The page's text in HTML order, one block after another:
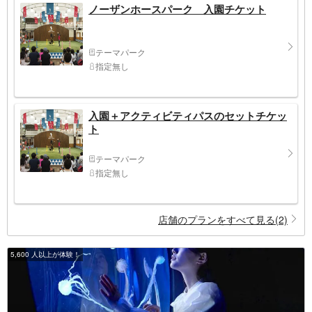
ノーザンホースパーク 入園チケット
テーマパーク
指定無し
入園＋アクティビティパスのセットチケッ
ト
テーマパーク
指定無し
店舗のプランをすべて見る(2)
5,600 人以上が体験！